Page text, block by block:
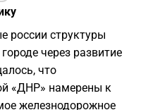
россии структуры
через развитие
что
«ДНР» намерены к
железнодорожное